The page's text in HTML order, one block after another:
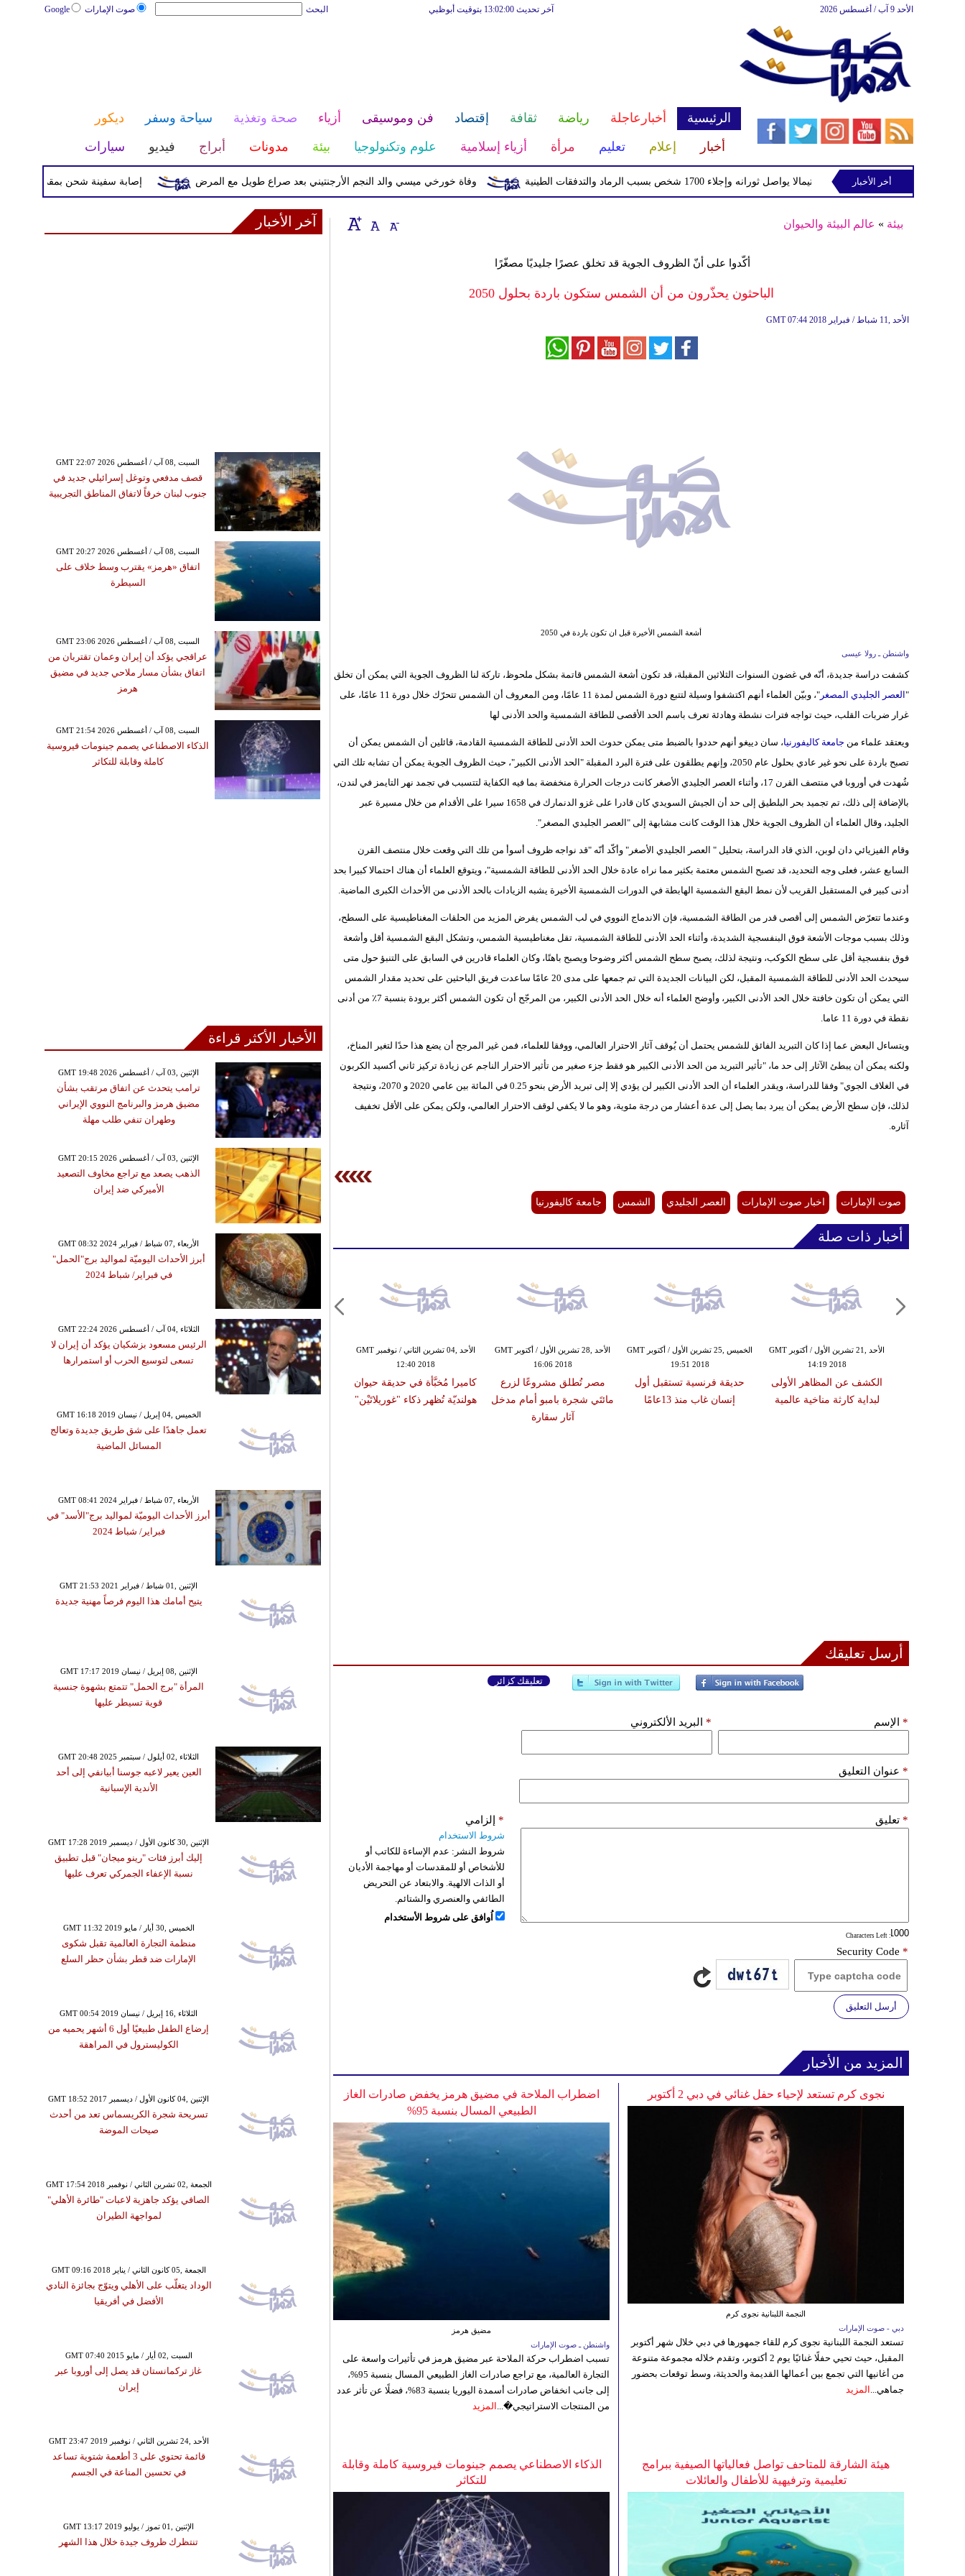
صوت الإمارات Google البحث آخر تحديث 13:02:00 بتوقيت أبوظبي الأحد 9 آب / أغسطس 2026
الرئيسية أخبارعاجلة رياضة ثقافة إقتصاد فن وموسيقى أزياء صحة وتغذية سياحة وسفر
ديكور
أخبار
إعلام تعليم مرأة أزياء إسلامية علوم وتكنولوجيا بيئة مدونات أبراج فيديو سيارات
إصابة سفينة شحن بمقذوف مجهول قرب وفاة خورخي ميسي والد النجم الأرجنتيني بعد صراع طويل مع المرض بركان فويجو في جواتيمالا يواصل ثورانه وإجلاء 1700 شخص بسبب الرماد والتدفقات الطينية
أخر الأخبار
بيئة » عالم البيئة والحيوان
​أكّدوا على أنّ ال​ظروف ​ال​جوية​ قد تخلق عصرًا جليديًا مصغّرًا ​
الباحثون يحذّرون من أن الشمس ستكون باردة بحلول 2050
GMT 07:44 2018 الأحد ,11 شباط / فبراير
أشعة الشمس الأخيرة قبل ان تكون باردة في 2050
واشنطن ـ رولا عيسى
كشفت دراسة جديدة، أنّه في غضون السنوات الثلاثين المقبلة، قد تكون أشعة الشمس قاتمة بشكل ملحوظ، تاركة لنا الظروف الجوية التي يمكن أن تخلق
"العصر الجليدي المصغر
"، وبيّن العلماء أنهم اكتشفوا وسيلة لتتبع دورة الشمس لمدة 11 عامًا، ومن المعروف أن الشمس تتحرّك خلال دورة 11 عامًا، على
غرار ضربات القلب، حيث تواجه فترات نشطة وهادئة تعرف باسم الحد الأقصى للطاقة الشمسية والحد الأدنى لها
ويعتقد علماء من جامعة كاليفورنيا، سان دييغو أنهم حددوا بالضبط متى يمكن حدوث الحد الأدنى للطاقة الشمسية القادمة، قائلين أن الشمس يمكن أن
تصبح باردة على نحو غير عادي بحلول عام 2050، وإنهم يطلقون على فترة البرد المقبلة "الحد الأدنى الكبير"، حيث الظروف الجوية يمكن أن تشابه تلك التي
شُهدت في أوروبا في منتصف القرن 17، وأثناء العصر الجليدي الأصغر كانت درجات الحرارة منخفضة بما فيه الكفاية لتتسبب في تجمد نهر التايمز في لندن،
بالإضافة إلى ذلك، تم تجميد بحر البلطيق إلى حد أن الجيش السويدي كان قادرا على غزو الدنمارك في 1658 سيرا على الأقدام من خلال مسيرة عبر
الجليد، وقال العلماء أن الظروف الجوية خلال هذا الوقت كانت مشابهة إلى "العصر الجليدي المصغر".
وقام الفيزيائي دان لوبن، الذي قاد الدراسة، بتحليل " العصر الجليدي الأصغر" وأكّد أنّه "قد نواجه ظروف أسوأ من تلك التي وقعت خلال منتصف القرن
السابع عشر، فعلى وجه التحديد، قد تصبح الشمس معتمة بكثير مما نراه عادة خلال الحد الأدنى للطاقة الشمسية"، ويتوقع العلماء أن هناك احتمالا كبيرا بحد
أدنى كبير في المستقبل القريب لأن نمط البقع الشمسية الهابطة في الدورات الشمسية الأخيرة يشبه الزيادات بالحد الأدنى من الأحداث الكبرى الماضية.
وعندما تتعرّض الشمس إلى أقصى قدر من الطاقة الشمسية، فإن الاندماج النووي في لب الشمس يفرض المزيد من الحلقات المغناطيسية على السطح،
وذلك بسبب موجات الأشعة فوق البنفسجية الشديدة، وأثناء الحد الأدنى للطاقة الشمسية، تقل مغناطيسية الشمس، وتشكل البقع الشمسية أقل وأشعة
فوق بنفسجية أقل على سطح الكوكب، ونتيجة لذلك، يصبح سطح الشمس أكثر وضوحا ويصبح باهتًا، وكان العلماء قادرين في السابق على التنبؤ حول متى
سيحدث الحد الأدنى للطاقة الشمسية المقبل، لكن البيانات الجديدة التي تم جمعها على مدى 20 عامًا ساعدت فريق الباحثين على تحديد مقدار الشمس
التي يمكن أن تكون خافتة خلال الحد الأدنى الكبير، وأوضح العلماء أنه خلال الحد الأدنى الكبير، من المرجّح أن تكون الشمس أكثر برودة بنسبة 7٪ من أدنى
نقطة في دورة 11 عاما.
ويتساءل البعض عما إذا كان التبريد الفائق للشمس يحتمل أن يُوقف آثار الاحترار العالمي، ووفقا للعلماء، فمن غير المرجح أن يضع هذا حدًا لتغير المناخ،
ولكنه يمكن أن يبطئ الآثار إلى حد ما، "تأثير التبريد من الحد الأدنى الكبير هو فقط جزء صغير من تأثير الاحترار الناجم عن زيادة تركيز ثاني أكسيد الكربون
في الغلاف الجوي" وفقا للدراسة، ويقدر العلماء أن الحد الأدنى الكبير لن يؤدي إلا إلى تبريد الأرض بنحو 0.25 في المائة بين عامي 2020 و 2070، ونتيجة
لذلك، فإن سطح الأرض يمكن أن يبرد بما يصل إلى عدة أعشار من درجة مئوية، وهو ما لا يكفي لوقف الاحترار العالمي، ولكن يمكن على الأقل تخفيف
آثاره.
صوت الإمارات اخبار صوت الإمارات العصر الجليدي الشمس جامعة كاليفورنيا
أخبار ذات صلة
الأحد ,04 تشرين الثاني / نوفمبر GMT
12:40 2018
كاميرا مُخبَّأة في حديقة حيوان
هولنديّة تُظهر ذكاء "غوريلاتَيْن"
الأحد ,28 تشرين الأول / أكتوبر GMT
16:06 2018
مصر تُطلق مشروعًا لزرع
مائتَي شجرة بامبو أمام مدخل
آثار سقارة
الخميس ,25 تشرين الأول / أكتوبر GMT
19:51 2018
حديقة فرنسية تستقبل أول
إنسان غاب منذ 13عامًا
الأحد ,21 تشرين الأول / أكتوبر GMT
14:19 2018
الكشف عن المظاهر الأولى
لبداية كارثة مناخية عالمية
أرسل تعليقك
تعليقك كزائر
الإسم * البريد الألكتروني *
عنوان التعليق *
تعليق *
: Characters Left
إلزامي *
شروط الاستخدام
شروط النشر: عدم الإساءة للكاتب أو
للأشخاص أو للمقدسات أو مهاجمة الأديان
أو الذات الالهية. والابتعاد عن التحريض
الطائفي والعنصري والشتائم.
اُوافق على شروط الأستخدام
Security Code *
أرسل التعليق
المزيد من الأخبار
اضطراب الملاحة في مضيق هرمز يخفض صادرات الغاز
الطبيعي المسال بنسبة 95%
مضيق هرمز
واشنطن ـ صوت الإمارات
تسبب اضطراب حركة الملاحة عبر مضيق هرمز في تأثيرات واسعة على
التجارة العالمية، مع تراجع صادرات الغاز الطبيعي المسال بنسبة 95%،
إلى جانب انخفاض صادرات أسمدة اليوريا بنسبة 83%، فضلًا عن تأثر عدد
من المنتجات الاستراتيجي�... المزيد
نجوى كرم تستعد لإحياء حفل غنائي في دبي 2 أكتوبر
النجمة اللبنانية نجوى كرم
دبي - صوت الإمارات
تستعد النجمة اللبنانية نجوى كرم للقاء جمهورها في دبي خلال شهر أكتوبر
المقبل، حيث تحيي حفلًا غنائيًا يوم 2 أكتوبر، وتقدم خلاله مجموعة متنوعة
من أغانيها التي تجمع بين أعمالها القديمة والحديثة، وسط توقعات بحضور
جماهي... المزيد
الذكاء الاصطناعي يصمم جينومات فيروسية كاملة وقابلة
للتكاثر
هيئة الشارقة للمتاحف تواصل فعالياتها الصيفية ببرامج
تعليمية وترفيهية للأطفال والعائلات
آخر الأخبار
GMT 22:07 2026 السبت ,08 آب / أغسطس
قصف مدفعي وتوغل إسرائيلي جديد في
جنوب لبنان خرقاً لاتفاق المناطق التجريبية
GMT 20:27 2026 السبت ,08 آب / أغسطس
اتفاق «هرمز» يقترب وسط خلاف على
السيطرة
GMT 23:06 2026 السبت ,08 آب / أغسطس
عراقجي يؤكد أن إيران وعمان تقتربان من
اتفاق بشأن مسار ملاحي جديد في مضيق
هرمز
GMT 21:54 2026 السبت ,08 آب / أغسطس
الذكاء الاصطناعي يصمم جينومات فيروسية
كاملة وقابلة للتكاثر
الأخبار الأكثر قراءة
GMT 19:48 2026 الإثنين ,03 آب / أغسطس
ترامب يتحدث عن اتفاق مرتقب بشأن
مضيق هرمز والبرنامج النووي الإيراني
وطهران تنفي طلب مهلة
GMT 20:15 2026 الإثنين ,03 آب / أغسطس
الذهب يصعد مع تراجع مخاوف التصعيد
الأميركي ضد إيران
GMT 08:32 2024 الأربعاء ,07 شباط / فبراير
أبرز الأحداث اليوميّة لمواليد برج"الحمل"
في فبراير/ شباط 2024
GMT 22:24 2026 الثلاثاء ,04 آب / أغسطس
الرئيس مسعود بزشكيان يؤكد أن إيران لا
تسعى لتوسيع الحرب أو استمرارها
GMT 16:18 2019 الخميس ,04 إبريل / نيسان
تعمل جاهدًا على شق طريق جديدة وتعالج
المسائل الماضية
GMT 08:41 2024 الأربعاء ,07 شباط / فبراير
أبرز الأحداث اليوميّة لمواليد برج"الأسد" في
فبراير/ شباط 2024
GMT 21:53 2021 الإثنين ,01 شباط / فبراير
يتيح أمامك هذا اليوم فرصاً مهنية جديدة
GMT 17:17 2019 الإثنين ,08 إبريل / نيسان
المرأة "برج الحمل" تتمتع بشهوة جنسية
قوية تسيطر عليها
GMT 20:48 2025 الثلاثاء ,02 أيلول / سبتمبر
العين يعير لاعبه جوسنا أبيانفي إلى أحد
الأندية الإسبانية
GMT 17:28 2019 الإثنين ,30 كانون الأول / ديسمبر
إليك أبرز فئات "رينو ميجان" قبل تطبيق
نسبة الإعفاء الجمركي تعرف عليها
GMT 11:32 2019 الخميس ,30 أيار / مايو
منظمة التجارة العالمية تقبل شكوى
الإمارات ضد قطر بشأن حظر السلع
GMT 00:54 2019 الثلاثاء ,16 إبريل / نيسان
إرضاع الطفل طبيعيًا أول 6 أشهر يحميه من
الكوليسترول في المراهقة
GMT 18:52 2017 الإثنين ,04 كانون الأول / ديسمبر
تسريحة شجرة الكريسماس تعد من أحدث
صيحات الموضة
GMT 17:54 2018 الجمعة ,02 تشرين الثاني / نوفمبر
الصافي يؤكد جاهزية لاعبات "طائرة الأهلي"
لمواجهة الطيران
GMT 09:16 2018 الجمعة ,05 كانون الثاني / يناير
الوداد يتغلّب على الأهلي ويتوّج بجائزة النادي
الأفضل في أفريقيا
GMT 07:40 2015 السبت ,02 أيار / مايو
غاز تركمانستان قد يصل إلى أوروبا عبر
إيران
GMT 23:47 2019 الأحد ,24 تشرين الثاني / نوفمبر
قائمة تحتوي على 3 أطعمة شتوية تساعد
في تحسين المناعة في الجسم
GMT 13:17 2019 الإثنين ,01 تموز / يوليو
تنتظرك ظروف جيدة خلال هذا الشهر